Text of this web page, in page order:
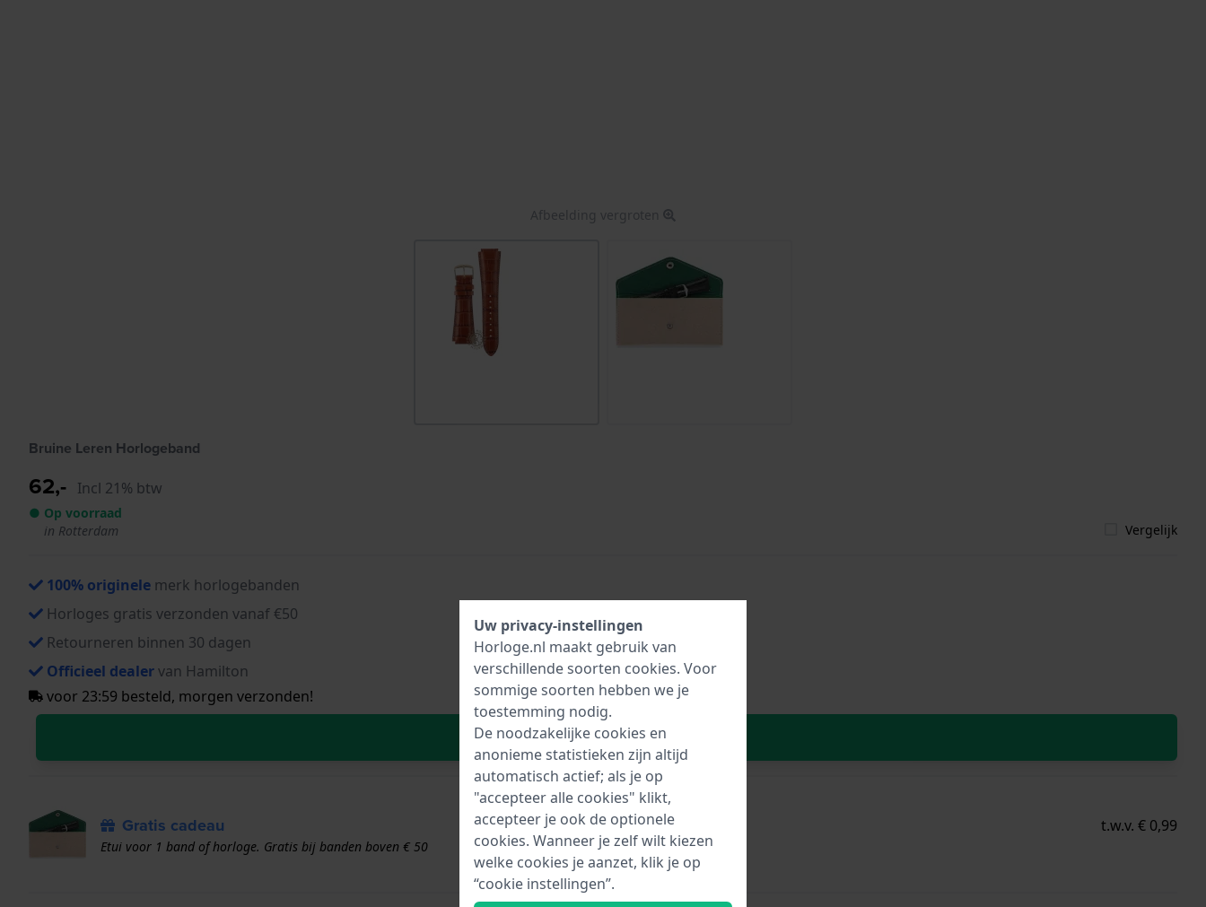
Afbeelding vergroten
Bruine Leren Horlogeband
62,- Incl 21% btw
● Op voorraad
in Rotterdam
Vergelijk
100% originele merk horlogebanden
Horloges gratis verzonden vanaf €50
Retourneren binnen 30 dagen
Officieel dealervan Hamilton
voor 23:59 besteld, morgen verzonden!
In Winkelwagen
Gratis cadeau t.w.v. € 0,99
Etui voor 1 band of horloge. Gratis bij banden boven € 50
Uw privacy-instellingen
Horloge.nl maakt gebruik van
verschillende soorten cookies. Voor
sommige soorten hebben we je
toestemming nodig.
De noodzakelijke cookies en
anonieme statistieken zijn altijd
automatisch actief; als je op
"accepteer alle cookies" klikt,
accepteer je ook de optionele
cookies. Wanneer je zelf wilt kiezen
welke cookies je aanzet, klik je op
“cookie instellingen”.